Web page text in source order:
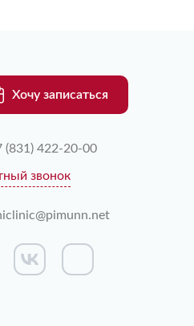
Хочу записаться
(831) 422-20-00
звонок